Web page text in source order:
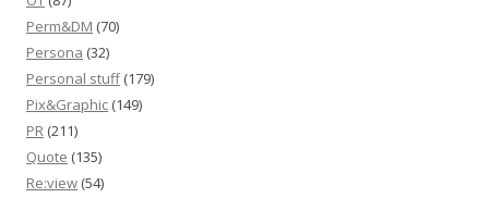
Perm&DM (70)
Persona (32)
Personal stuff(179)
Pix&Graphic (149)
PR (211)
Quote (135)
Re:view (54)